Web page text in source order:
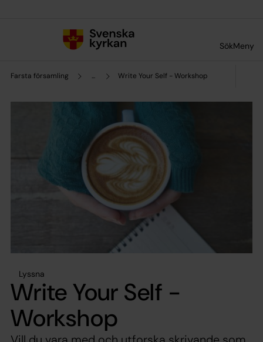
SökMeny
Farsta församling ... Write Your Self - Workshop
Lyssna
Write Your Self -
Workshop